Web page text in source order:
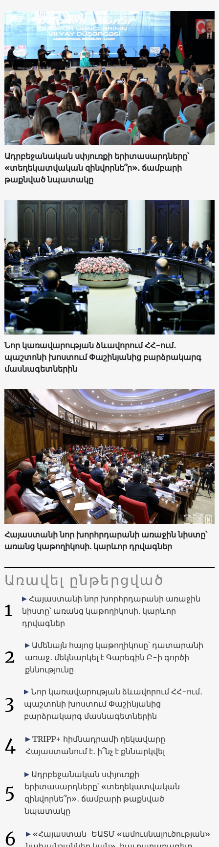
Ադրբեջանական սփյուռքի երիտասարդները՝
«տեղեկատվական զինվորնե՞ր»․ ճամբարի
թաքնված նպատակը
Նոր կառավարության ձևավորում ՀՀ-ում․
պաշտոնի խոստում Փաշինյանից բարձրակարգ
մասնագետներին
Հայաստանի նոր խորհրդարանի առաջին նիստը՝
առանց կաթողիկոսի. կարևոր դրվագներ
Առավել ընթերցված
1
Հայաստանի նոր խորհրդարանի առաջին
նիստը՝ առանց կաթողիկոսի. կարևոր
դրվագներ
2
Ամենայն հայոց կաթողիկոսը՝ դատարանի
առաջ․ մեկնարկել է Գարեգին Բ-ի գործի
քննությունը
3
Նոր կառավարության ձևավորում ՀՀ-ում․
պաշտոնի խոստում Փաշինյանից
բարձրակարգ մասնագետներին
4
TRIPP+ հիմնադրամի ղեկավարը
Հայաստանում է․ ի՞նչ է քննարկվել
5
Ադրբեջանական սփյուռքի
երիտասարդները՝ «տեղեկատվական
զինվորնե՞ր»․ ճամբարի թաքնված
նպատակը
6
«Հայաստան-ԵԱՏՄ «ամուսնալուծության»